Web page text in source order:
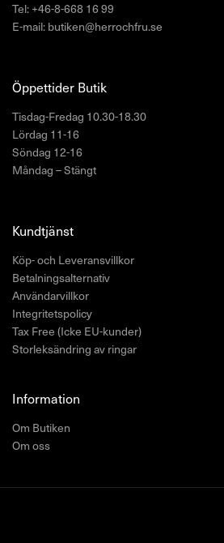
Tel: +46-8-668 16 99
E-mail: butiken@herrochfru.se
Öppettider Butik
Tisdag-Fredag 10.30-18.30
Lördag 11-16
Söndag 12-16
Måndag – Stängt
Kundtjänst
Köp- och Leveransvillkor
Betalningsalternativ
Användarvillkor
Integritetspolicy
Tax Free (Icke EU-kunder)
Storleksändring av ringar
Information
Om Butiken
Om oss